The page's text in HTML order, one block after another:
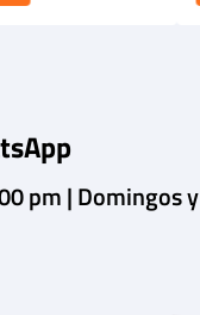
pm | Domingos y